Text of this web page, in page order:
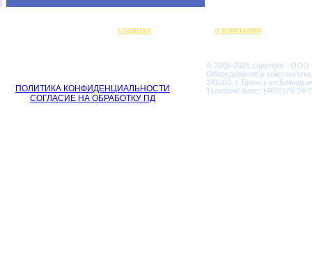
главная о компании
ПОЛИТИКА КОНФИДЕНЦИАЛЬНОСТИ
СОГЛАСИЕ НА ОБРАБОТКУ ПД
© 2009-2025 copyright - ООО
Оборудование и
241000, г. Брянск
Телефон/ Факс: (4832)74-34-